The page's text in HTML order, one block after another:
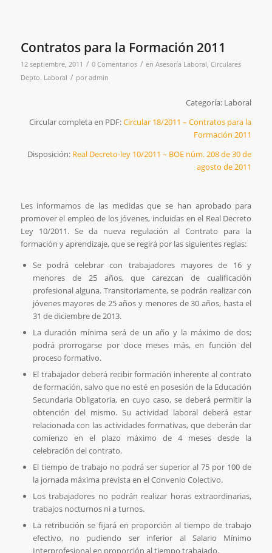
Contratos para la Formación 2011
12 septiembre, 2011 / 0 Comentarios / en Asesoría Laboral, Circulares
Depto. Laboral / poradmin
Categoría: Laboral
Circular completa en PDF:Circular 18/2011 – Contratos para la
Formación 2011
Disposición: Real Decreto-ley 10/2011 – BOE núm. 208 de 30 de
agosto de 2011
Les informamos de las medidas que se han aprobado para
promover el empleo de los jóvenes, incluidas en el Real Decreto
Ley 10/2011. Se da nueva regulación al Contrato para la
formación y aprendizaje, que se regirá por las siguientes reglas:
Se podrá celebrar con trabajadores mayores de 16 y
menores de 25 años, que carezcan de cualificación
profesional alguna. Transitoriamente, se podrán realizar con
jóvenes mayores de 25 años y menores de 30 años, hasta el
31 de diciembre de 2013.
La duración mínima será de un año y la máximo de dos;
podrá prorrogarse por doce meses más, en función del
proceso formativo.
El trabajador deberá recibir formación inherente al contrato
de formación, salvo que no esté en posesión de la Educación
Secundaria Obligatoria, en cuyo caso, se deberá permitir la
obtención del mismo. Su actividad laboral deberá estar
relacionada con las actividades formativas, que deberán dar
comienzo en el plazo máximo de 4 meses desde la
celebración del contrato.
El tiempo de trabajo no podrá ser superior al 75 por 100 de
la jornada máxima prevista en el Convenio Colectivo.
Los trabajadores no podrán realizar horas extraordinarias,
trabajos nocturnos ni a turnos.
La retribución se fijará en proporción al tiempo de trabajo
efectivo, no pudiendo ser inferior al Salario Mínimo
Interprofesional en proporción al tiempo trabajado.